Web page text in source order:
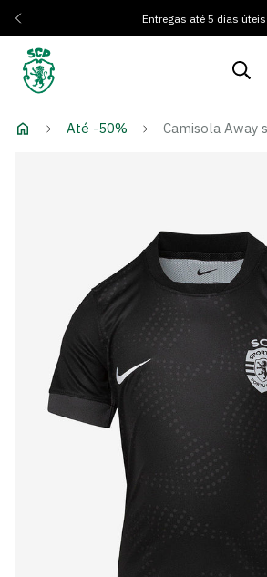
Entregas até 5 dias úteis
Até -50%